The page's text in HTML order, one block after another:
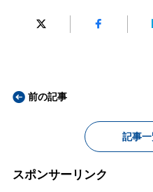
前の記事
記事
スポンサーリンク